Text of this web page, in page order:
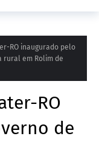
RO inaugurado pelo
rural em Rolim de
RO
de